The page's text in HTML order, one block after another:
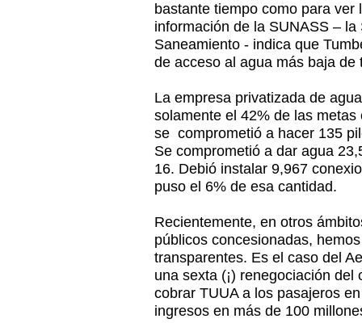
bastante tiempo como para
información de la SUNASS –
Saneamiento - indica que
de acceso al agua más baja de
La empresa privatizada de
solamente el 42% de las
se comprometió a hacer 135
Se comprometió a dar agua
16. Debió instalar 9,967
puso el 6% de esa cantidad.
Recientemente, en otros
públicos concesionadas,
transparentes. Es el caso del
una sexta (¡) renegociación
cobrar TUUA a los pasajeros
ingresos en más de 100